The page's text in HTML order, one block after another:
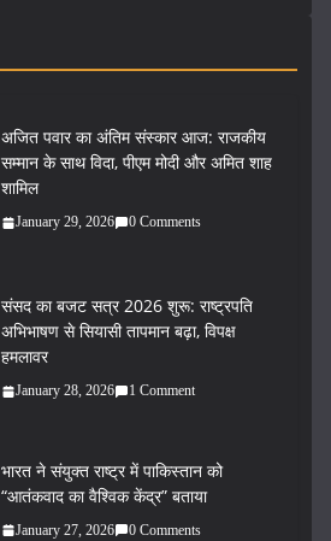
अजित पवार का अंतिम संस्कार आज: राजकीय
सम्मान के साथ विदा, पीएम मोदी और अमित शाह
शामिल
January 29, 2026 0 Comments
संसद का बजट सत्र 2026 शुरू: राष्ट्रपति
अभिभाषण से सियासी तापमान बढ़ा, विपक्ष
हमलावर
January 28, 2026 1 Comment
भारत ने संयुक्त राष्ट्र में पाकिस्तान को
“आतंकवाद का वैश्विक केंद्र” बताया
January 27, 2026 0 Comments